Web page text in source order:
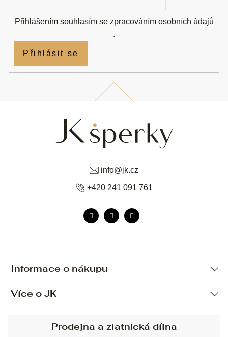
Informace o nákupu
Ochrana osobních údajů
Sjednání osobní schůzky
Více o JK
info@jk.cz
+420 241 091 761
Přihlášením souhlasím se zpracováním osobních údajů
.
Přihlásit se
Prodejna a zlatnická dílna